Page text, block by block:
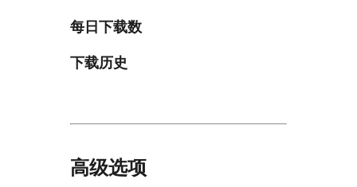
每日下载数
下载历史
高级选项